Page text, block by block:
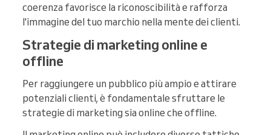
coerenza favorisce la riconoscibilità e rafforza
l'immagine del tuo marchio nella mente dei clienti.
Strategie di marketing online e
offline
Per raggiungere un pubblico più ampio e attirare
potenziali clienti, è fondamentale sfruttare le
strategie di marketing sia online che offline.